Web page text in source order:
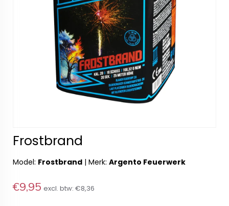
Frostbrand
Model: Frostbrand | Merk: Argento Feuerwerk
€9,95 excl. btw: €8,36